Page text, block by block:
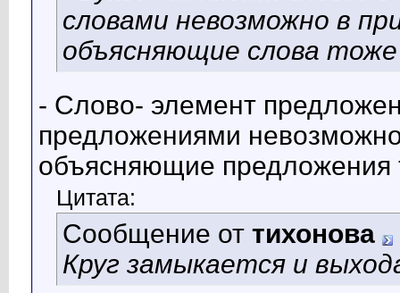
словами невозможно в
объясняющие слова
- Слово- элемент
предложениями
объясняющие предложения
Цитата:
Сообщение от тихонова
Круг замыкается и